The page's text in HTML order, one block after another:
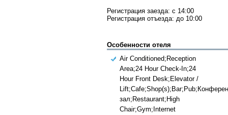
Регистрация заезда: с 14:00
Регистрация отъезда: до 10:00
Особенности отеля
Air Conditioned;Reception
Area;24 Hour Check-In;24
Hour Front Desk;Elevator /
зал;Restaurant;High
Chair;Gym;Internet